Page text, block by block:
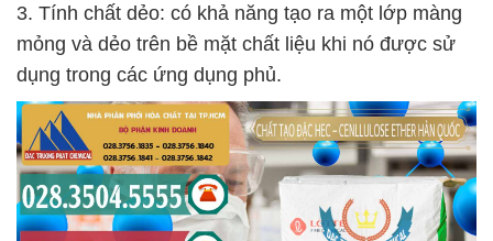
3. Tính chất dẻo: có khả năng tạo ra một lớp màng
mỏng và dẻo trên bề mặt chất liệu khi nó được sử
dụng trong các ứng dụng phủ.